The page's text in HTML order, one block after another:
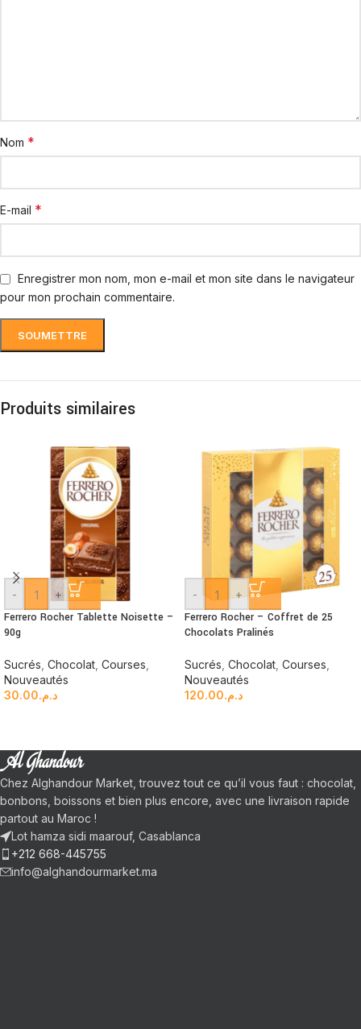
Nom *
E-mail *
Enregistrer mon nom, mon e-mail et mon site dans le navigateur
pour mon prochain commentaire.
Produits similaires
- +
Ferrero Rocher Tablette Noisette –
90g
Sucrés Chocolat Courses
Nouveautés
د.م.30.00
- +
Ferrero Rocher – Coffret de 25
Chocolats Pralinés
Sucrés Chocolat Courses
Nouveautés
د.م.120.00
Chez Alghandour Market, trouvez tout ce qu’il vous faut : chocolat,
bonbons, boissons et bien plus encore, avec une livraison rapide
partout au Maroc !
Lot hamza sidi maarouf, Casablanca
+212 668-445755
info@alghandourmarket.ma